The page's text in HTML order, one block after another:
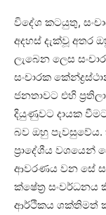
විදේශ කටයුතු,
අදහස් දැක්වූ අතර
ලැබෙන ලෙස
සංචාරක
ජනතාවට එහි
දියුණුවට දායක
බව ඔහු පැවසුවේය.
ප්‍රාදේශීය
ආවරණය වන සේ
ක්ෂේත්‍ර
ආර්ථිකය ශක්තිමත්